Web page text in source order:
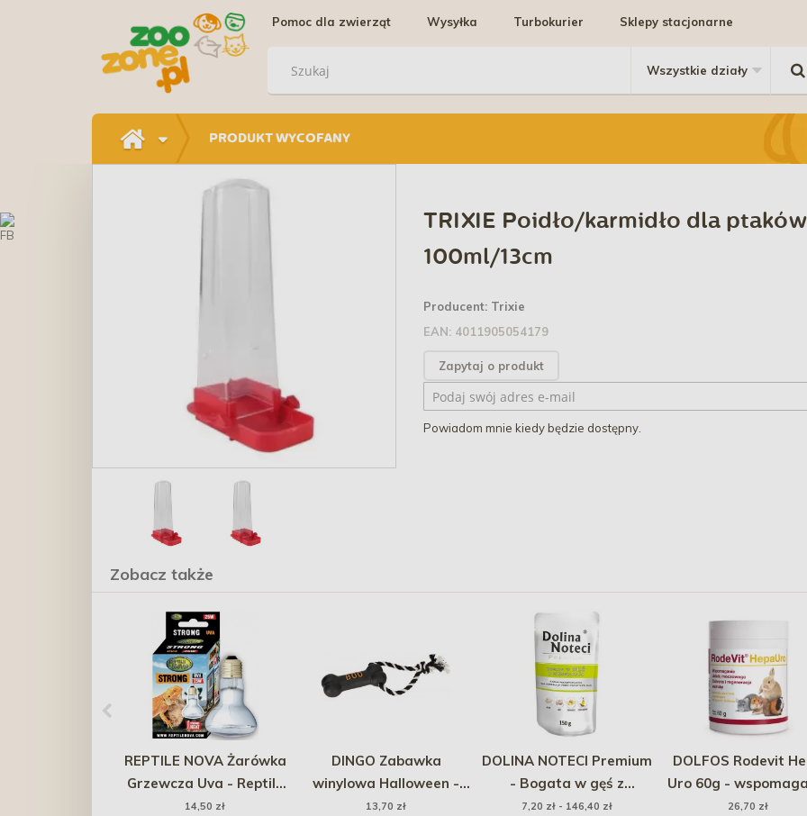
Pomoc dla zwierząt Wysyłka Turbokurier Sklepy stacjonarne
PRODUKT WYCOFANY
TRIXIE Poidło/karmidło dla ptaków
100ml/13cm
Producent: Trixie
EAN: 4011905054179
Zapytaj o produkt
Powiadom mnie kiedy będzie dostępny.
Zobacz także
REPTILE NOVA Żarówka
Grzewcza Uva - Reptile
Nova Strong 25W
14,50 zł
DINGO Zabawka
winylowa Halloween -
Sznur z kością BOO
13,70 zł
DOLINA NOTECI Premium
- Bogata w gęś z
ziemniakami (Saszetka)
7,20 zł - 146,40 zł
DOLFOS Rodevit
Uro 60g -
układu26,70 zł